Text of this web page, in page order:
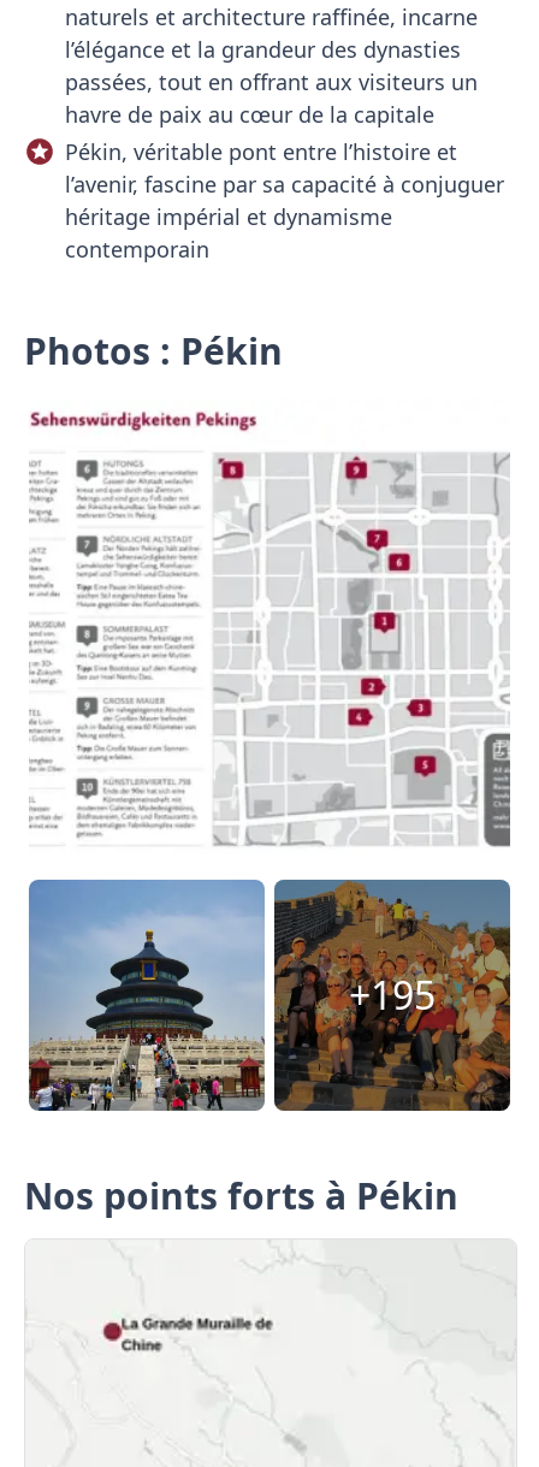
naturels et architecture raffinée, incarne
l’élégance et la grandeur des dynasties
passées, tout en offrant aux visiteurs un
havre de paix au cœur de la capitale
Pékin, véritable pont entre l’histoire et
l’avenir, fascine par sa capacité à conjuguer
héritage impérial et dynamisme
contemporain
Photos : Pékin
+195
Nos points forts à Pékin